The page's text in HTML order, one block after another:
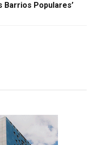
Barrios Populares’